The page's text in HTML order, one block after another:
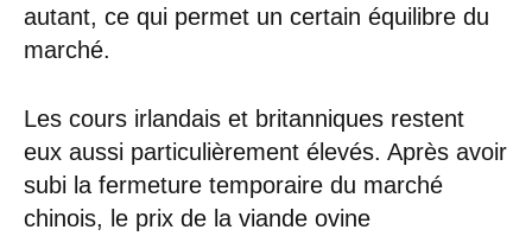
autant, ce qui permet un certain équilibre du
marché.
Les cours irlandais et britanniques restent
eux aussi particulièrement élevés. Après avoir
subi la fermeture temporaire du marché
chinois, le prix de la viande ovine